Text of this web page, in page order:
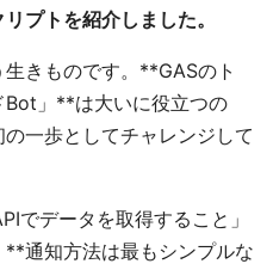
プトを紹介しました。
きものです。**GASのト
Bot」**は大いに役立つの
一歩としてチャレンジして
でデータを取得すること」
通知方法は最もシンプルな